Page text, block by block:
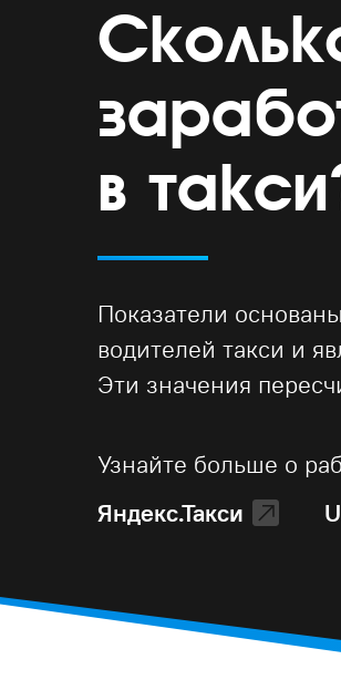
в
Показатели
водителей такси и
Эти значения
Узнайте больше о
Яндекс.Такси